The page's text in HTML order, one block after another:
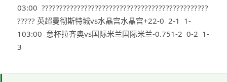
03:00 ???????????????????????????????????????????????
????? 英超曼彻斯特城vs水晶宫水晶宫+22-0 2-1 1-
103:00 意杯拉齐奥vs国际米兰国际米兰-0.751-2 0-2 1-
3